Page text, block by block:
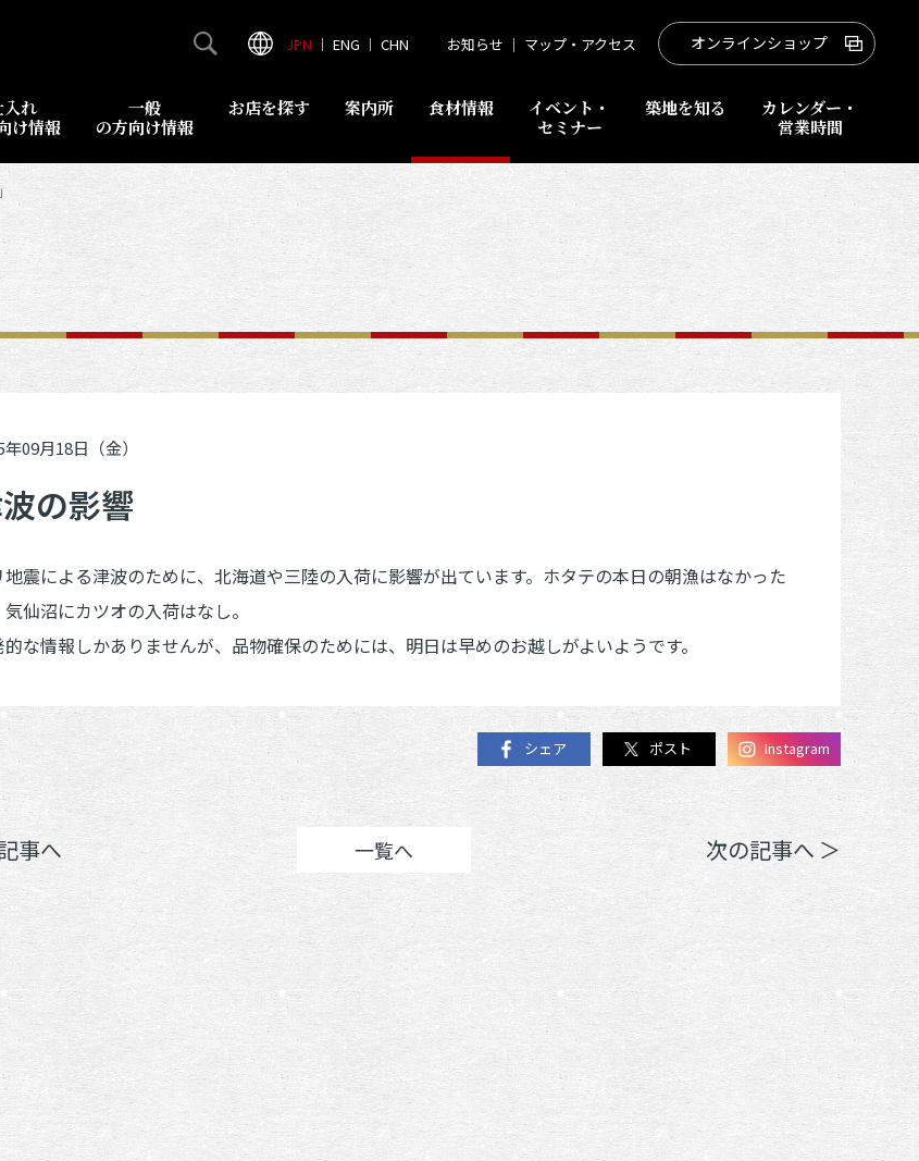
入れ
け情報
一般
の方向け情報
お店を探す 案内所 食材情報
イベント・
セミナー
築地を知る
カレンダー・
営業時間
JPN ｜ ENG ｜ CHN お知らせ ｜ マップ・アクセス オンラインショップ
年09月18日（金）
の影響
地震による津波のために、北海道や三陸の入荷に影響が出ています。ホタテの本日の朝漁はなかった
気仙沼にカツオの入荷はなし。
な情報しかありませんが、品物確保のためには、明日は早めのお越しがよいようです。
シェア ポスト Instagram
事へ 一覧へ 次の記事へ ＞